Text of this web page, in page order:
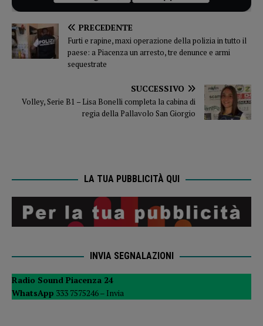
PRECEDENTE
Furti e rapine, maxi operazione della polizia in tutto il
paese: a Piacenza un arresto, tre denunce e armi
sequestrate
SUCCESSIVO
Volley, Serie B1 – Lisa Bonelli completa la cabina di
regia della Pallavolo San Giorgio
LA TUA PUBBLICITÀ QUI
INVIA SEGNALAZIONI
Radio Sound Piacenza 24
WhatsApp 333 7575246 – Invia